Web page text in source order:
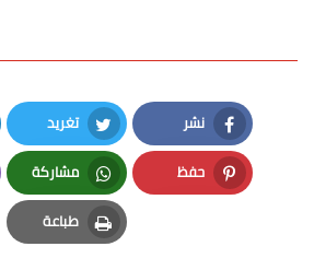
نشر
Facebook
تغريد
Twitter
حفظ
Pinterest
مشاركة
Whatsapp
طباعة
Print